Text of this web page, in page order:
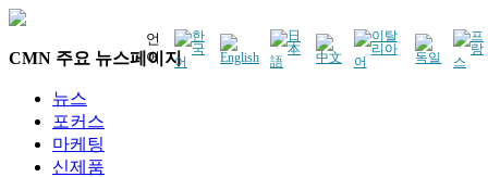
언
어
CMN 주요 뉴스페이지
뉴스
포커스
마케팅
신제품